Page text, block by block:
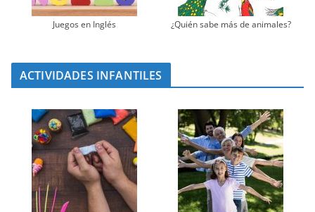
Juegos en Inglés ¿Quién sabe más de animales?
ACTIVIDADES INFANTILES